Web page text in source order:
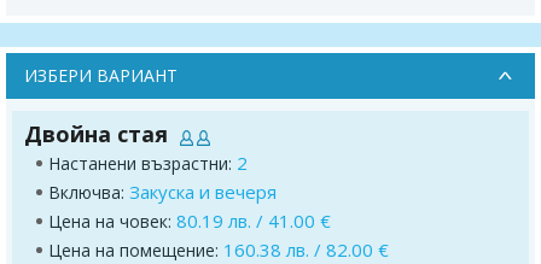
ИЗБЕРИ ВАРИАНТ
Двойна стая
Настанени възрастни: 2
Включва: Закуска и вечеря
Цена на човек: 80.19 лв. / 41.00 €
Цена на помещение: 160.38 лв. / 82.00 €